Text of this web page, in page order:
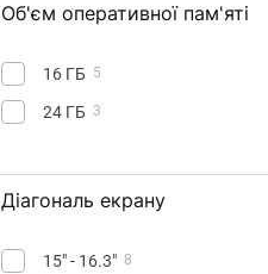
Об'єм оперативної пам'яті
16 ГБ 5
24 ГБ 3
Діагональ екрану
15" - 16.3" 8